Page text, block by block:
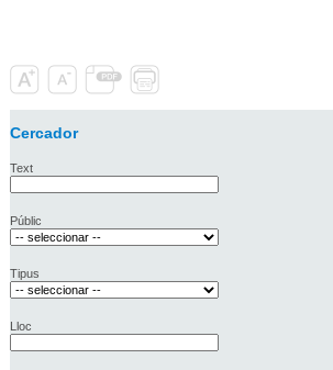
Cercador
Text
Públic
Tipus
Lloc